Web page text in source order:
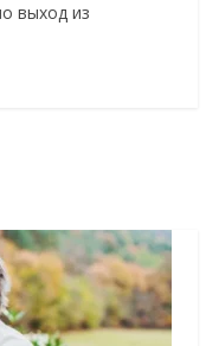
выход из